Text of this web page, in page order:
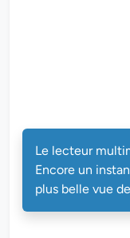
de la
Le lecteur
Encore un
plus belle vue